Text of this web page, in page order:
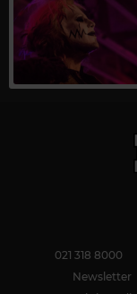
021 318 8000
Newsletter